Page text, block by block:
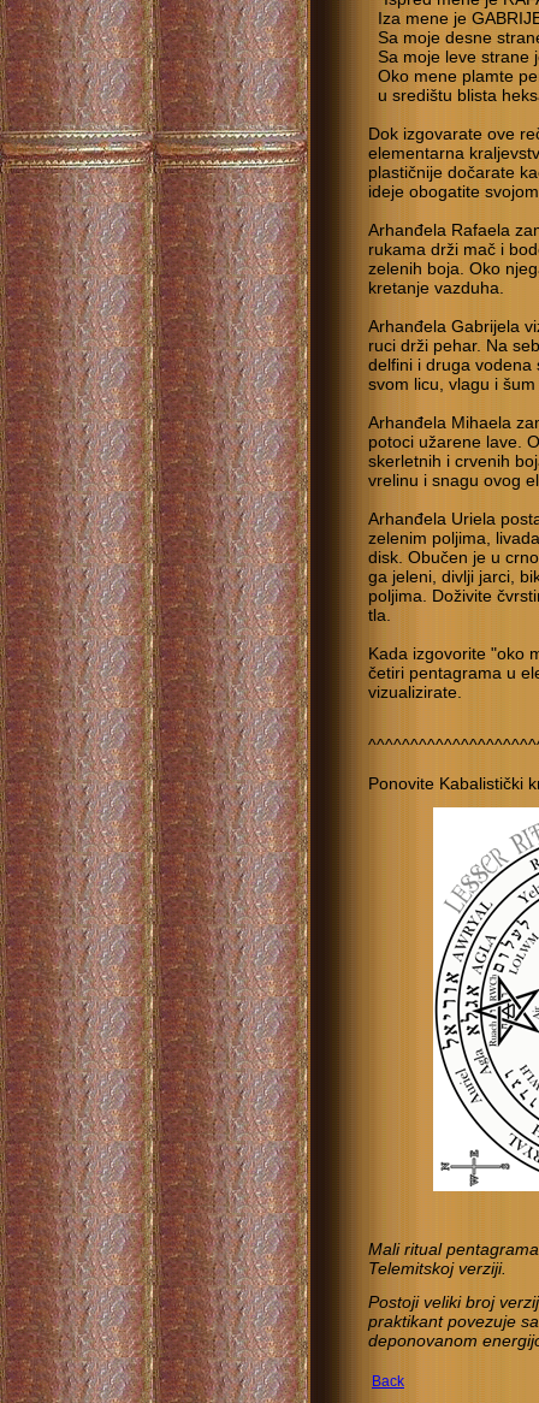
Iza mene je
Sa moje desne
Sa moje leve strane
Oko mene plamte
u središtu blista
Dok izgovarate ove
elementarna
plastičnije dočarate
ideje obogatite
Arhanđela Rafaela
rukama drži mač i
zelenih boja. Oko
kretanje vazduha.
Arhanđela Gabrijela
ruci drži pehar. Na
delfini i druga vodena
svom licu, vlagu i
Arhanđela Mihaela
potoci užarene lave.
skerletnih i crvenih
vrelinu i snagu ovog
Arhanđela Uriela
zelenim poljima,
disk. Obučen je u
ga jeleni, divlji jarci,
poljima. Doživite
tla.
Kada izgovorite "oko
četiri pentagrama u
vizualizirate.
Ponovite Kabalistički
Mali ritual
Telemitskoj verziji.
Postoji veliki broj
praktikant povezuje
deponovanom
Back